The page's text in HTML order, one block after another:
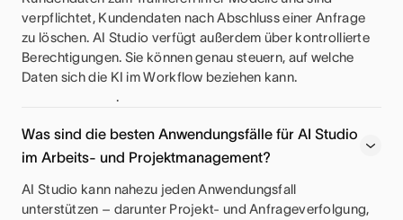
verpflichtet, Kundendaten nach Abschluss einer Anfrage
zu löschen. AI Studio verfügt außerdem über kontrollierte
Berechtigungen. Sie können genau steuern, auf welche
Daten sich die KI im Workflow beziehen kann.
.
Was sind die besten Anwendungsfälle für AI Studio
im Arbeits- und Projektmanagement?
AI Studio kann nahezu jeden Anwendungsfall
unterstützen – darunter Projekt- und Anfrageverfolgung,